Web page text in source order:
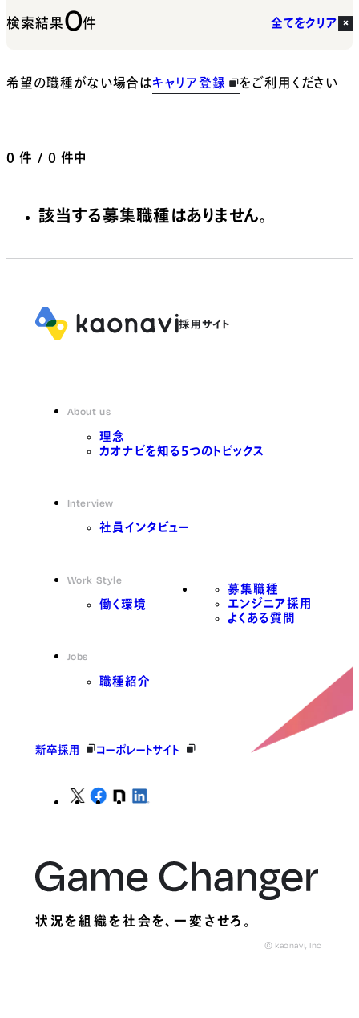
検索結果0件 全てをクリア
希望の職種がない場合はキャリア登録 をご利用ください
0 件 / 0 件中
該当する募集職種はありません。
About us
理念
カオナビを知る5つのトピックス
Interview
社員インタビュー
Work Style
働く環境
Jobs
職種紹介
募集職種
エンジニア採用
よくある質問
新卒採用 コーポレートサイト
状況を組織を社会を、一変させろ。
© kaonavi, Inc